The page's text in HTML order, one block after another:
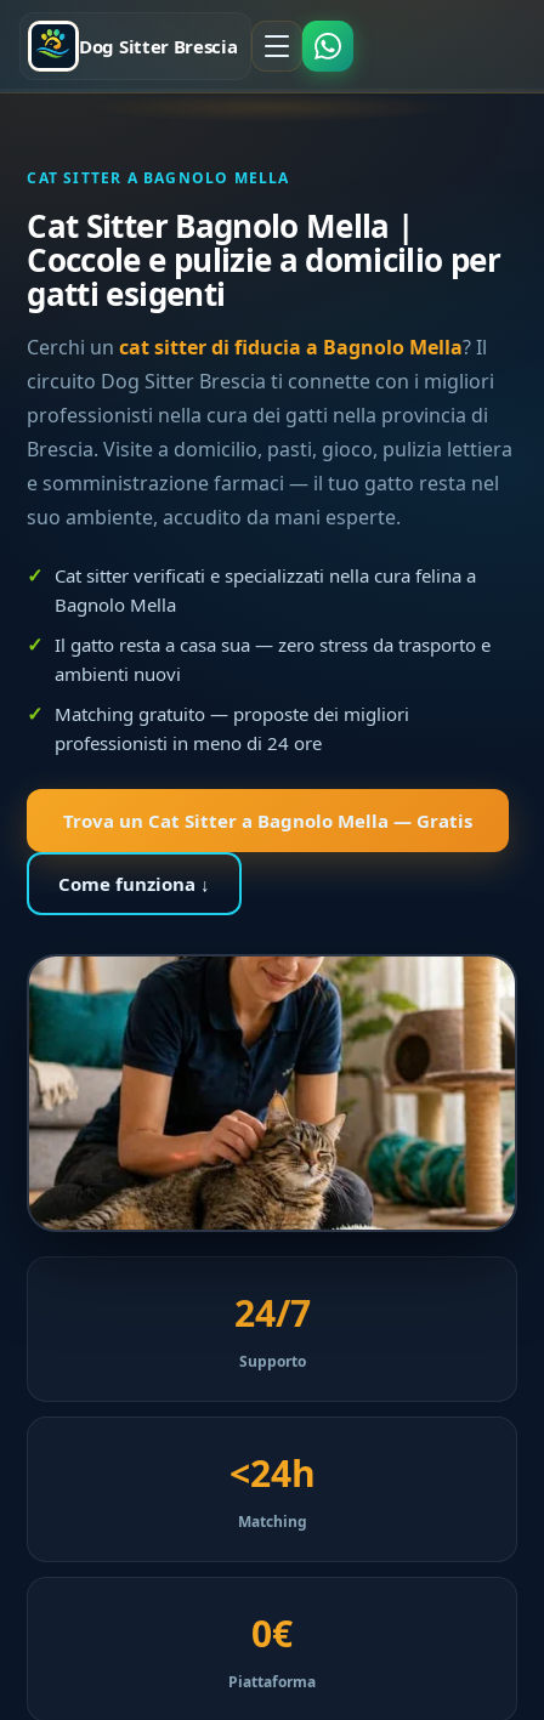
Dog Sitter Brescia
CAT SITTER A BAGNOLO MELLA
Cat Sitter Bagnolo Mella |
Coccole e pulizie a domicilio per
gatti esigenti
Cerchi uncat sitter di fiducia a Bagnolo Mella? Il
circuito Dog Sitter Brescia ti connette con i migliori
professionisti nella cura dei gatti nella provincia di
Brescia. Visite a domicilio, pasti, gioco, pulizia lettiera
e somministrazione farmaci — il tuo gatto resta nel
suo ambiente, accudito da mani esperte.
Cat sitter verificati e specializzati nella cura felina a
Bagnolo Mella
Il gatto resta a casa sua — zero stress da trasporto e
ambienti nuovi
Matching gratuito — proposte dei migliori
professionisti in meno di 24 ore
Trova un Cat Sitter a Bagnolo Mella — Gratis
Come funziona ↓
24/7
Supporto
<24h
Matching
0€
Piattaforma